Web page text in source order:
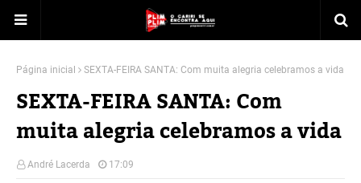
Página inicial SEXTA-FEIRA SANTA: Com muita alegria celebramos a vida
SEXTA-FEIRA SANTA: Com
muita alegria celebramos a vida
André Lacerda 17:09